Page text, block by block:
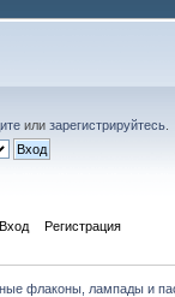
или зарегистрируйтесь
Вход Регистрация
флаконы, лампады и